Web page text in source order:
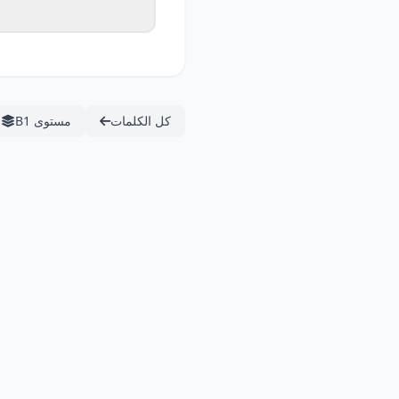
كل الكلمات مستوى B1